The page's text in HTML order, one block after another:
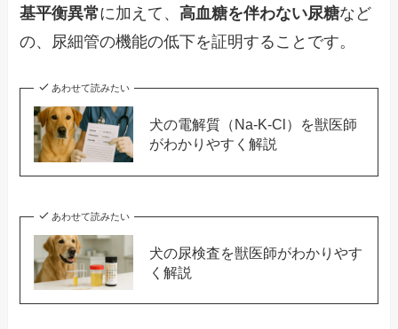
基平衡異常に加えて、高血糖を伴わない尿糖など
の、尿細管の機能の低下を証明することです。
あわせて読みたい
犬の電解質（Na-K-Cl）を獣医師
がわかりやすく解説
あわせて読みたい
犬の尿検査を獣医師がわかりやす
く解説